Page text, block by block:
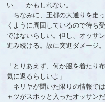
い……かもしれない。
ちなみに、王都の大通りを走
くように周回しているので待ち
ではないらしい。但し、オッサ
進み続ける。故に突進ダメージ。
「とりあえず、何か服を着たり
気に返るらしいよ」
ネリヤが聞いた限りの情報で
ャツがスポッと入ったオッサン